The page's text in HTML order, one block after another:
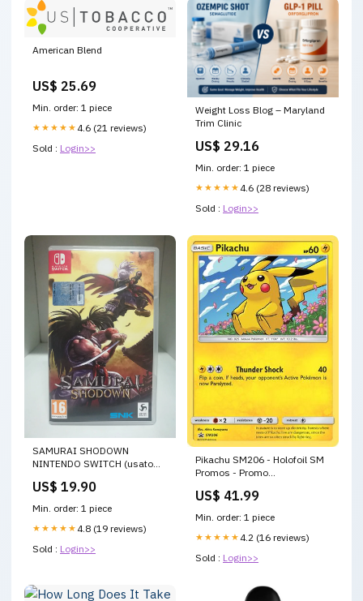
American Blend
US$ 25.69
Min. order: 1 piece
★★★★★ 4.6 (21 reviews)
Sold : Login>>
Weight Loss Blog – Maryland
Trim Clinic
US$ 29.16
Min. order: 1 piece
★★★★★ 4.6 (28 reviews)
Sold : Login>>
SAMURAI SHODOWN
NINTENDO SWITCH (usato
AZIONE
US$ 19.90
Min. order: 1 piece
★★★★★ 4.8 (19 reviews)
Sold : Login>>
Pikachu SM206 - Holofoil SM
Promos - Promo
US$ 41.99
Min. order: 1 piece
★★★★★ 4.2 (16 reviews)
Sold : Login>>